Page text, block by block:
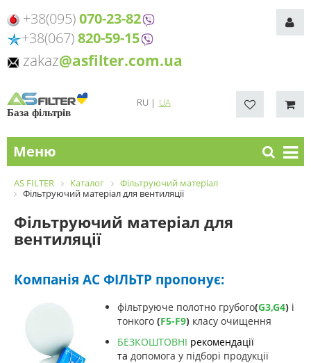
+38(095)070-23-82
+38(067)820-59-15
zakaz@asfilter.com.ua
База фільтрів
RU | UA
Меню
AS FILTER Каталог
Фільтруючий матеріал
Фільтруючий матеріал для вентиляції
Фільтруючий матеріал для
вентиляції
Компанія АС ФІЛЬТР пропонує:
фільтруюче полотно грубого(G3,G4) і
тонкого (F5-F9) класу очищення
БЕЗКОШТОВНІ рекомендації
та допомога у підборі продукції